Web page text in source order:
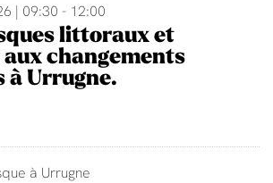
| 09:30 - 12:00
littoraux et
changements
Urrugne.
à Urrugne